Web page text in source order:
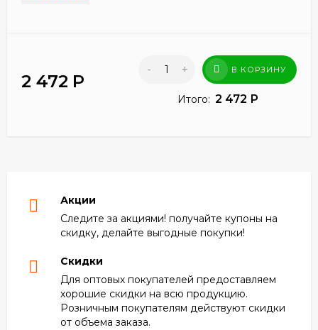
2 472 Р
- + В КОРЗИНУ
Итого: 2 472 Р
Акции
Следите за акциями! получайте купоны на
скидку, делайте выгодные покупки!
Скидки
Для оптовых покупателей предоставляем
хорошие скидки на всю продукцию.
Розничным покупателям действуют скидки
от объема заказа.